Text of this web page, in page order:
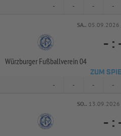
- - - -
SA..
Würzburger Fußballverein 04
- :
ZUM
- - - -
SO..
- :